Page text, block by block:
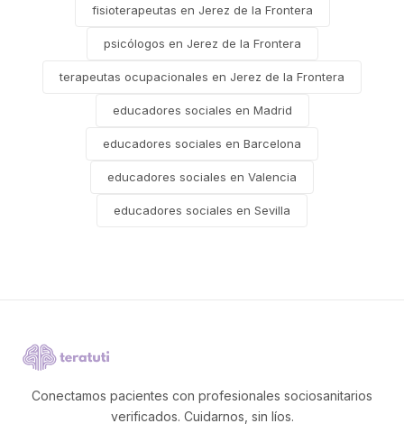
fisioterapeutas en Jerez de la Frontera
psicólogos en Jerez de la Frontera
terapeutas ocupacionales en Jerez de la Frontera
educadores sociales en Madrid
educadores sociales en Barcelona
educadores sociales en Valencia
educadores sociales en Sevilla
Conectamos pacientes con profesionales sociosanitarios
verificados. Cuidarnos, sin líos.